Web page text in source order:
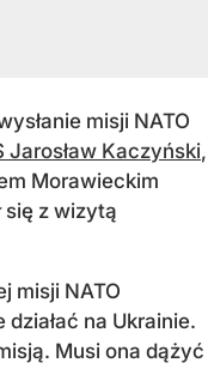
misji NATO
Jarosław Kaczyński,
Morawieckim
się z wizytą
misji NATO
na Ukrainie.
Musi ona dążyć